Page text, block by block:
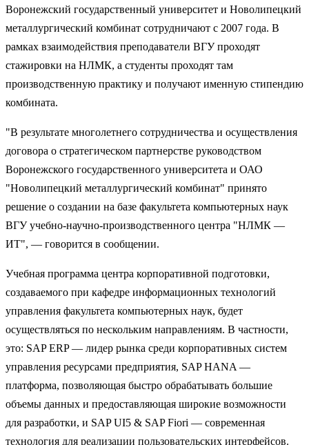
Воронежский государственный университет и Новолипецкий
металлургический комбинат сотрудничают с 2007 года. В
рамках взаимодействия преподаватели ВГУ проходят
стажировки на НЛМК, а студенты проходят там
производственную практику и получают именную стипендию
комбината.
"В результате многолетнего сотрудничества и осуществления
договора о стратегическом партнерстве руководством
Воронежского государственного университета и ОАО
"Новолипецкий металлургический комбинат" принято
решение о создании на базе факультета компьютерных наук
ВГУ учебно-научно-производственного центра "НЛМК —
ИТ", — говорится в сообщении.
Учебная программа центра корпоративной подготовки,
создаваемого при кафедре информационных технологий
управления факультета компьютерных наук, будет
осуществляться по нескольким направлениям. В частности,
это: SAP ERP — лидер рынка среди корпоративных систем
управления ресурсами предприятия, SAP HANA —
платформа, позволяющая быстро обрабатывать большие
объемы данных и предоставляющая широкие возможности
для разработки, и SAP UI5 & SAP Fiori — современная
технология для реализации пользовательских интерфейсов.